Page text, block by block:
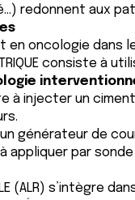
redonnent aux
en oncologie
à injecter un
un générateur
à appliquer par
(ALR)